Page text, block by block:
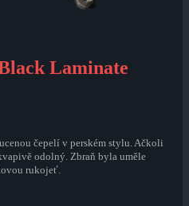
Laminate
čepelí v perském stylu. Ačkoli
odolný. Zbraň byla uměle
rukojeť.